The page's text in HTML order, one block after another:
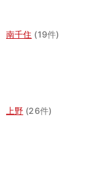
南千住 (19件)
上野 (26件)